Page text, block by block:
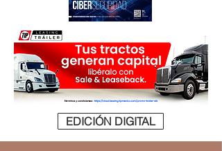
EDICIÓN DIGITAL